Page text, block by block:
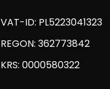
VAT-ID: PL5223041323
REGON: 362773842
KRS: 0000580322